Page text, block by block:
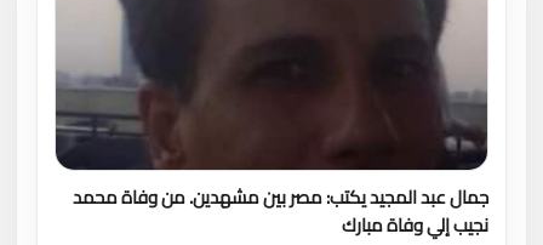
جمال عبد المجيد يكتب: مصر بين مشهدين. من وفاة محمد
نجيب إلي وفاة مبارك